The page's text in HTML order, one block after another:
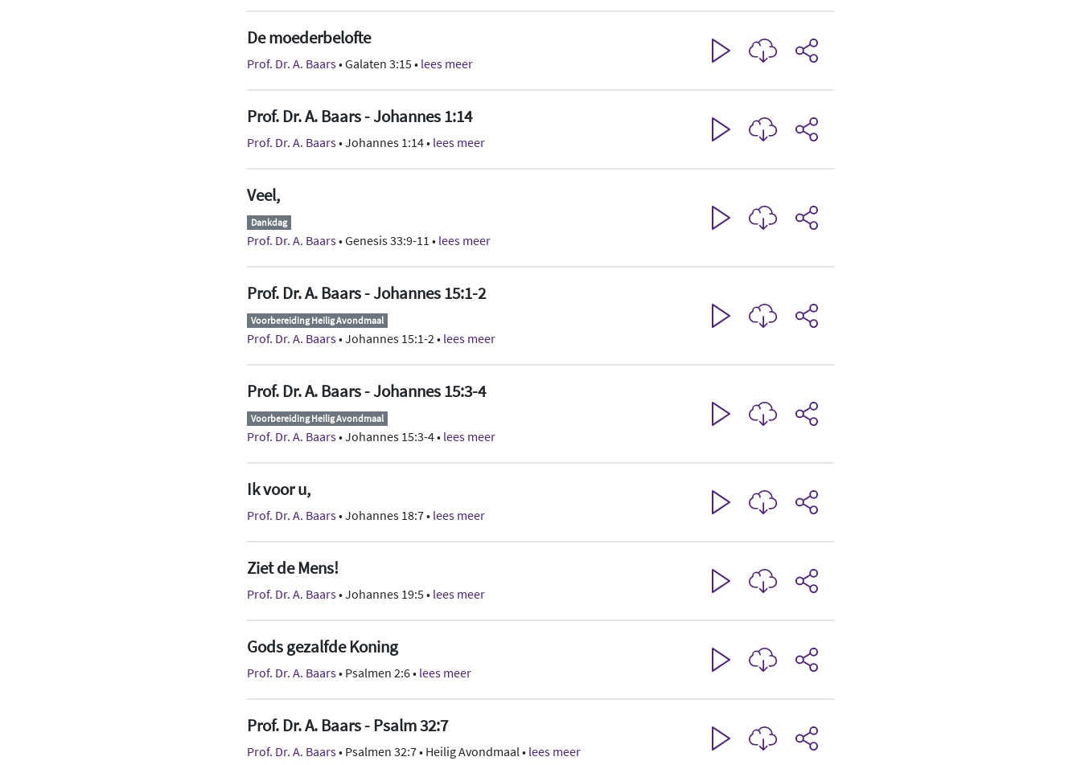
De moederbelofte
Prof. Dr. A. Baars• Galaten 3:15 • lees meer
Prof. Dr. A. Baars - Johannes 1:14
Prof. Dr. A. Baars• Johannes 1:14 • lees meer
Veel,
Dankdag
Prof. Dr. A. Baars• Genesis 33:9-11 • lees meer
Prof. Dr. A. Baars - Johannes 15:1-2
Voorbereiding Heilig Avondmaal
Prof. Dr. A. Baars• Johannes 15:1-2 • lees meer
Prof. Dr. A. Baars - Johannes 15:3-4
Voorbereiding Heilig Avondmaal
Prof. Dr. A. Baars• Johannes 15:3-4 • lees meer
Ik voor u,
Prof. Dr. A. Baars• Johannes 18:7 • lees meer
Ziet de Mens!
Prof. Dr. A. Baars• Johannes 19:5 • lees meer
Gods gezalfde Koning
Prof. Dr. A. Baars• Psalmen 2:6 • lees meer
Prof. Dr. A. Baars - Psalm 32:7
Prof. Dr. A. Baars• Psalmen 32:7 • Heilig Avondmaal • lees meer